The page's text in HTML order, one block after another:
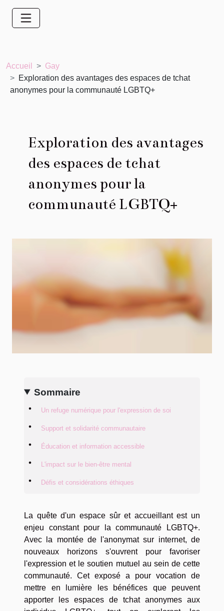
Accueil
Gay
Exploration des avantages des espaces de tchat
anonymes pour la communauté LGBTQ+
Exploration des avantages
des espaces de tchat
anonymes pour la
communauté LGBTQ+
Sommaire
Un refuge numérique pour l'expression de soi
Support et solidarité communautaire
Éducation et information accessible
L'impact sur le bien-être mental
Défis et considérations éthiques
La quête d'un espace sûr et accueillant est un
enjeu constant pour la communauté LGBTQ+.
Avec la montée de l'anonymat sur internet, de
nouveaux horizons s'ouvrent pour favoriser
l'expression et le soutien mutuel au sein de cette
communauté. Cet exposé a pour vocation de
mettre en lumière les bénéfices que peuvent
apporter les espaces de tchat anonymes aux